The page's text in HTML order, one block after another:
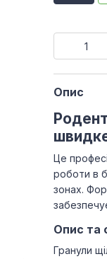
Опис
Це
роботи в
зонах.
Опис та
Гранули